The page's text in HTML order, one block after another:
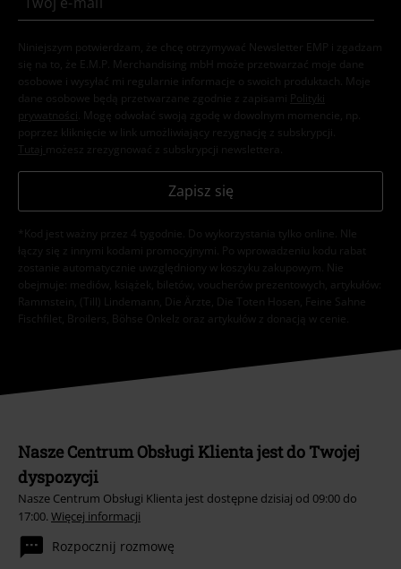
Niniejszym potwierdzam, że chcę otrzymywać Newsletter EMP i zgadzam
się na to, że E.M.P. Merchandising mbH może przetwarzać moje dane
osobowe i wysyłać mi regularnie informacje o swoich produktach. Moje
dane osobowe będą przetwarzane zgodnie z zapisami
Polityki
prywatności . Mogę odwołać swoją zgodę w dowolnym momencie, np.
poprzez kliknięcie w link umożliwiający rezygnację z subskrypcji.
Tutaj możesz zrezygnować z subskrypcji newslettera.
Zapisz się
*Kod jest ważny przez 4 tygodnie. Do wykorzystania tylko online. NIe
łączy się z innymi kodami promocyjnymi. Po wprowadzeniu kodu rabat
zostanie automatycznie uwzględniony w koszyku zakupowym. Nie
obejmuje: mediów, książek, biletów, voucherów prezentowych, artykułów:
Rammstein, (Till) Lindemann, Die Ärzte, Die Toten Hosen, Feine Sahne
Fischfilet, Broilers, Böhse Onkelz oraz artykułów z donacją w cenie.
Nasze Centrum Obsługi Klienta jest do Twojej
dyspozycji
Nasze Centrum Obsługi Klienta jest dostępne dzisiaj od 09:00 do
17:00. Więcej informacji
Rozpocznij rozmowę